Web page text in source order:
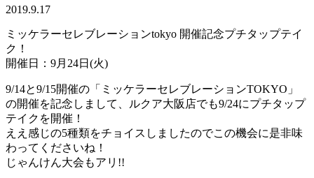
2019.9.17
ミッケラーセレブレーションtokyo 開催記念プチタップテイ
ク！
開催日：9月24日(火)
9/14と9/15開催の「ミッケラーセレブレーションTOKYO」
の開催を記念しまして、ルクア大阪店でも9/24にプチタップ
テイクを開催！
ええ感じの5種類をチョイスしましたのでこの機会に是非味
わってくださいね！
じゃんけん大会もアリ!!